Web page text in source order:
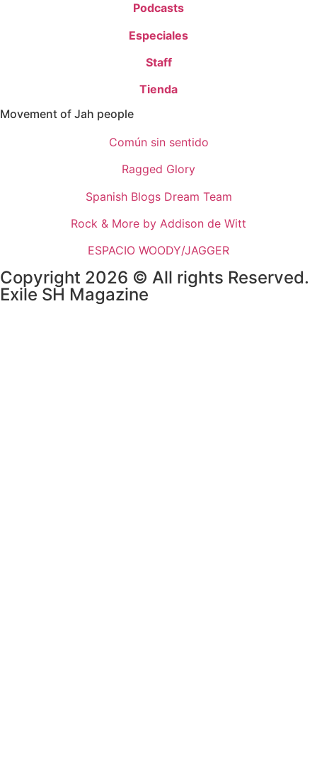
Podcasts
Especiales
Staff
Tienda
Movement of Jah people
Común sin sentido
Ragged Glory
Spanish Blogs Dream Team
Rock & More by Addison de Witt
ESPACIO WOODY/JAGGER
Copyright 2026 © All rights Reserved.
Exile SH Magazine